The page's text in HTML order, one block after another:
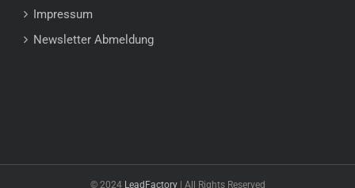
Impressum
Newsletter Abmeldung
© 2024 LeadFactory| All Rights Reserved